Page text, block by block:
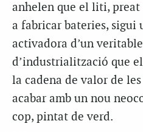
anhelen que el liti,
a fabricar bateries, sigui
activadora d’un
d’industrialització que
la cadena de valor de
acabar amb un nou
cop, pintat de verd.